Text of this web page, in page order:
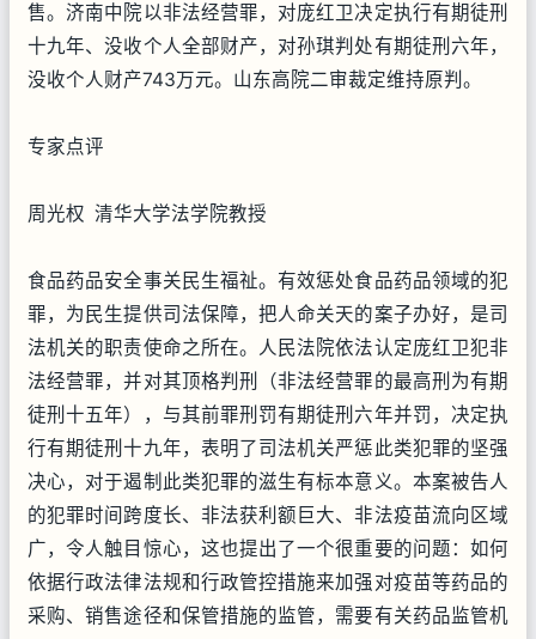
售。济南中院以非法经营罪，对庞红卫决定执行有期徒刑
十九年、没收个人全部财产，对孙琪判处有期徒刑六年，
没收个人财产743万元。山东高院二审裁定维持原判。
专家点评
周光权 清华大学法学院教授
食品药品安全事关民生福祉。有效惩处食品药品领域的犯
罪，为民生提供司法保障，把人命关天的案子办好，是司
法机关的职责使命之所在。人民法院依法认定庞红卫犯非
法经营罪，并对其顶格判刑（非法经营罪的最高刑为有期
徒刑十五年），与其前罪刑罚有期徒刑六年并罚，决定执
行有期徒刑十九年，表明了司法机关严惩此类犯罪的坚强
决心，对于遏制此类犯罪的滋生有标本意义。本案被告人
的犯罪时间跨度长、非法获利额巨大、非法疫苗流向区域
广，令人触目惊心，这也提出了一个很重要的问题：如何
依据行政法律法规和行政管控措施来加强对疫苗等药品的
采购、销售途径和保管措施的监管，需要有关药品监管机